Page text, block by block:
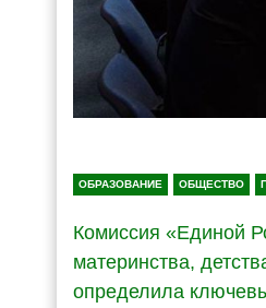
ОБРАЗОВАНИЕ ОБЩЕСТВО
Комиссия «Единой
материнства,
определила